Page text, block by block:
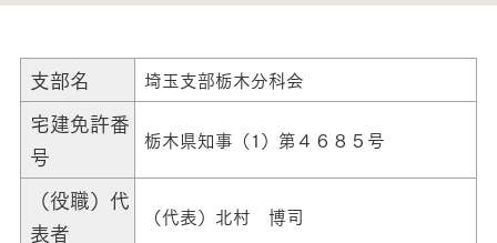
支部名 埼玉支部栃木分科会
宅建免許番
号
栃木県知事（1）第４６８５号
（役職）代
表者
（代表）北村 博司